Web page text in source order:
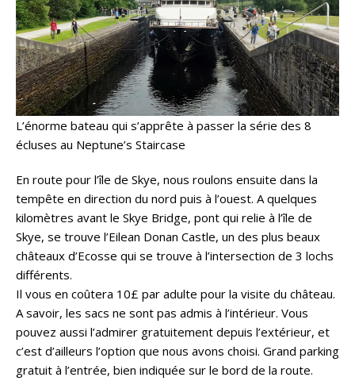
L’énorme bateau qui s’apprête à passer la série des 8
écluses au Neptune’s Staircase
En route pour l’île de Skye, nous roulons ensuite dans la
tempête en direction du nord puis à l’ouest. A quelques
kilomètres avant le Skye Bridge, pont qui relie à l’île de
Skye, se trouve l’Eilean Donan Castle, un des plus beaux
châteaux d’Ecosse qui se trouve à l’intersection de 3 lochs
différents.
Il vous en coûtera 10£ par adulte pour la visite du château.
A savoir, les sacs ne sont pas admis à l’intérieur. Vous
pouvez aussi l’admirer gratuitement depuis l’extérieur, et
c’est d’ailleurs l’option que nous avons choisi. Grand parking
gratuit à l’entrée, bien indiquée sur le bord de la route.